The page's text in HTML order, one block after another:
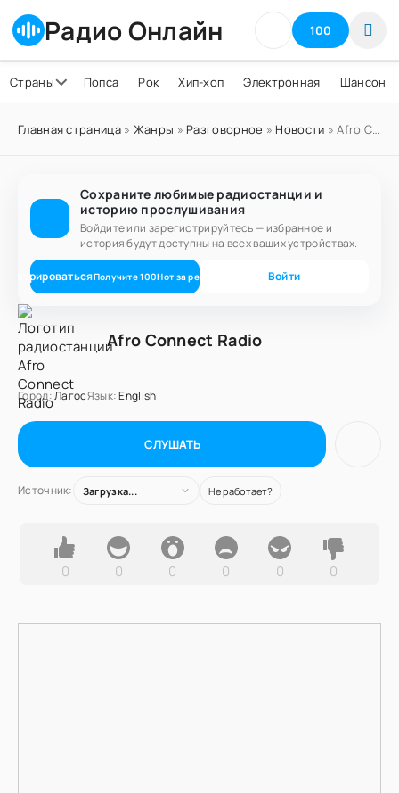
Радио Онлайн 100
Страны Попса Рок Хип-хоп Электронная Шансон
Главная страница» Жанры » Разговорное » Новости » Afro Connect Radio
Сохраните любимые радиостанции и
историю прослушивания
Войдите или зарегистрируйтесь — избранное и
история будут доступны на всех ваших устройствах.
Получите100Нот за регистрацию Войти
Afro Connect Radio
Город:ЛагосЯзык: English
СЛУШАТЬ
Источник: Загрузка... Не работает?
0 0 0 0 0 0